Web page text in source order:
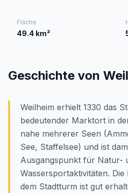
Fläche
49.4 km²
Geschichte von
Weilheim erhielt 1330 das
bedeutender Marktort in
nahe mehrerer Seen
See, Staffelsee) und ist
Ausgangspunkt für Natur-
Wassersportaktivitäten.
dem Stadtturm ist gut